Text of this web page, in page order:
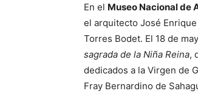
En el Museo Nacional de
el arquitecto José
Torres Bodet. El 18 de
sagrada de la Niña Reina,
dedicados a la Virgen de
Fray Bernardino de